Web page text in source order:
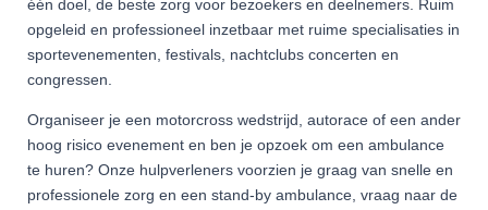
één doel, de beste zorg voor bezoekers en deelnemers. Ruim
opgeleid en professioneel inzetbaar met ruime specialisaties in
sportevenementen, festivals, nachtclubs concerten en
congressen.
Organiseer je een motorcross wedstrijd, autorace of een ander
hoog risico evenement en ben je opzoek om een ambulance
te huren? Onze hulpverleners voorzien je graag van snelle en
professionele zorg en een stand-by ambulance, vraag naar de